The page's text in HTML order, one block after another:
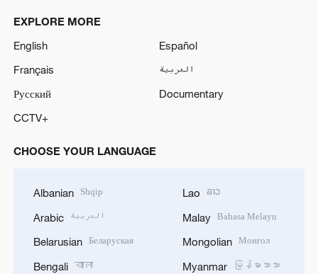
EXPLORE MORE
English
Español
Français
العربية
Русский
Documentary
CCTV+
CHOOSE YOUR LANGUAGE
Albanian Shqip
Arabic العربية
Belarusian Беларуская
Bengali বাংলা
Lao ລາວ
Malay Bahasa Melayu
Mongolian Монгол
Myanmar မြန်မာဘာသာ